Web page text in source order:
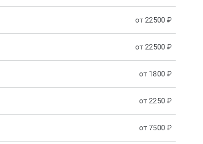
от 22500 ₽
от 22500 ₽
от 1800 ₽
от 2250 ₽
от 7500 ₽